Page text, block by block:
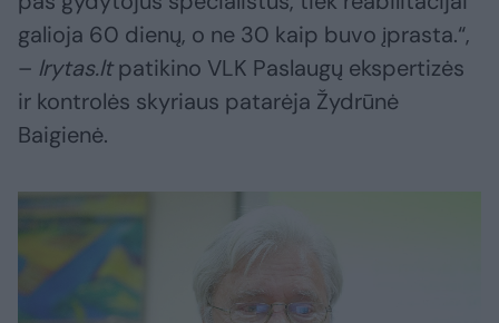
galioja 60 dienų, o ne 30 kaip buvo įprasta.“,
– lrytas.ltpatikino VLK Paslaugų ekspertizės
ir kontrolės skyriaus patarėja Žydrūnė
Baigienė.